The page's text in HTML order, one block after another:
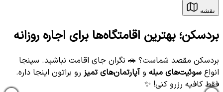
نقشه
بردسکن؛ بهترین اقامتگاه‌ها برای اجاره روزانه
بردسکن مقصد شماست؟ 🚗 نگران جای اقامت نباشید. سپنجا
انواع سوئیت‌های مبله وآپارتمان‌های تمیز رو براتون اینجا داره.
فقط کافیه رزرو کنی! ✨